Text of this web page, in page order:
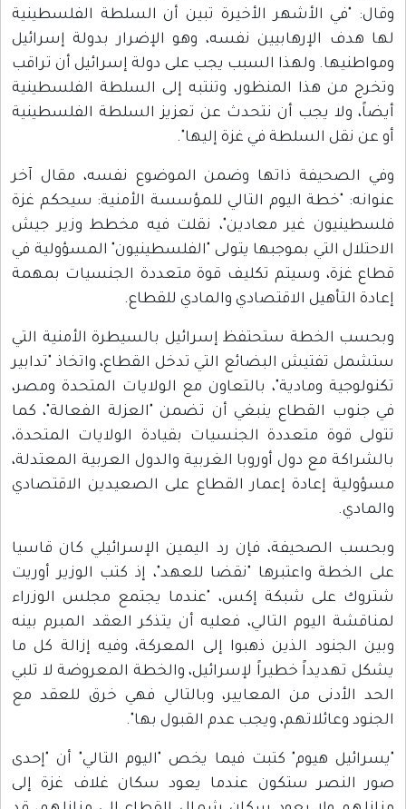
وقال: "في الأشهر الأخيرة تبين أن السلطة الفلسطينية
لها هدف الإرهابيين نفسه، وهو الإضرار بدولة إسرائيل
ومواطنيها. ولهذا السبب يجب على دولة إسرائيل أن تراقب
وتخرج من هذا المنظور، وتنتبه إلى السلطة الفلسطينية
أيضاً، ولا يجب أن نتحدث عن تعزيز السلطة الفلسطينية
أو عن نقل السلطة في غزة إليها".
وفي الصحيفة ذاتها وضمن الموضوع نفسه، مقال آخر
عنوانه: "خطة اليوم التالي للمؤسسة الأمنية: سيحكم غزة
فلسطينيون غير معادين"، نقلت فيه مخطط وزير جيش
الاحتلال التي بموجبها يتولى "الفلسطينيون" المسؤولية في
قطاع غزة، وسيتم تكليف قوة متعددة الجنسيات بمهمة
إعادة التأهيل الاقتصادي والمادي للقطاع.
وبحسب الخطة ستحتفظ إسرائيل بالسيطرة الأمنية التي
ستشمل تفتيش البضائع التي تدخل القطاع، واتخاذ "تدابير
تكنولوجية ومادية"، بالتعاون مع الولايات المتحدة ومصر،
في جنوب القطاع ينبغي أن تضمن "العزلة الفعالة"، كما
تتولى قوة متعددة الجنسيات بقيادة الولايات المتحدة،
بالشراكة مع دول أوروبا الغربية والدول العربية المعتدلة،
مسؤولية إعادة إعمار القطاع على الصعيدين الاقتصادي
والمادي.
وبحسب الصحيفة، فإن رد اليمين الإسرائيلي كان قاسيا
على الخطة واعتبرها "نقضا للعهد"، إذ كتب الوزير أوريت
شتروك على شبكة إكس، "عندما يجتمع مجلس الوزراء
لمناقشة اليوم التالي، فعليه أن يتذكر العقد المبرم بينه
وبين الجنود الذين ذهبوا إلى المعركة، وفيه إزالة كل ما
يشكل تهديداً خطيراً لإسرائيل، والخطة المعروضة لا تلبي
الحد الأدنى من المعايير، وبالتالي فهي خرق للعقد مع
الجنود وعائلاتهم، ويجب عدم القبول بها".
"يسرائيل هيوم" كتبت فيما يخص "اليوم التالي" أن "إحدى
صور النصر ستكون عندما يعود سكان غلاف غزة إلى